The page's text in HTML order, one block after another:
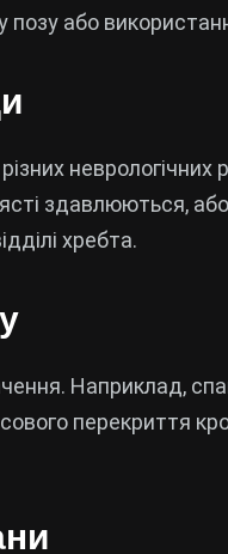
позу або
неврологічних
здавлюються,
хребта.
Наприклад,
перекриття